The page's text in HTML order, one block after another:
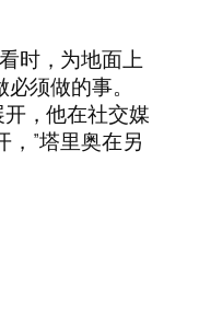
时，为地面上
须做的事。
，他在社交媒
，”塔里奥在另